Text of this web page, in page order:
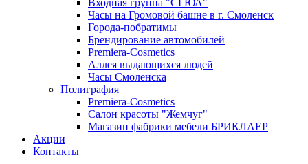
Входная группа "СГЮА"
Часы на Громовой башне в г. Смоленск
Города-побратимы
Брендирование автомобилей
Premiera-Cosmetics
Аллея выдающихся людей
Часы Смоленска
Полиграфия
Premiera-Cosmetics
Салон красоты "Жемчуг"
Магазин фабрики мебели БРИКЛАЕР
Акции
Контакты